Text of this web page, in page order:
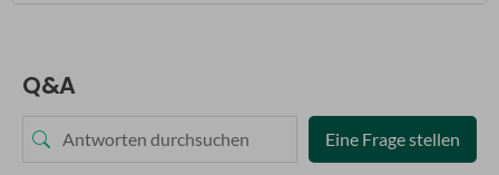
Q&A
Eine Frage stellen